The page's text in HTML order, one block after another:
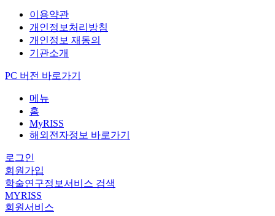
이용약관
개인정보처리방침
개인정보 재동의
기관소개
PC 버전 바로가기
메뉴
홈
MyRISS
해외전자정보 바로가기
로그인
회원가입
학술연구정보서비스 검색
MYRISS
회원서비스